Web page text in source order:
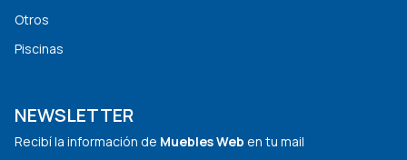
Otros
Piscinas
NEWSLETTER
Recibí la información de Muebles Web en tu mail